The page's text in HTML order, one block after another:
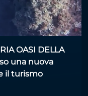
OASI DELLA
una nuova
il turismo